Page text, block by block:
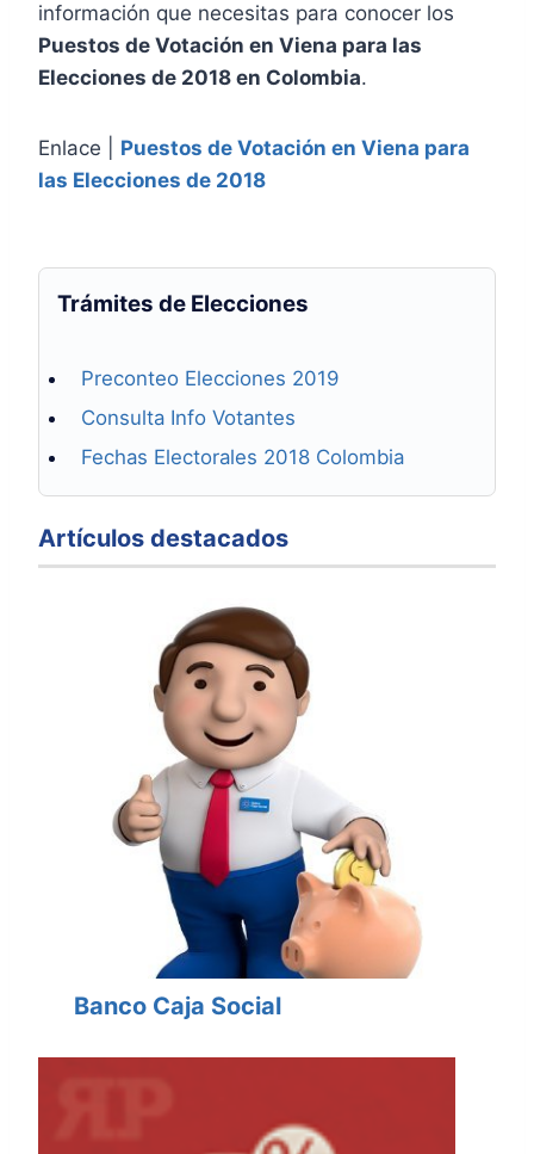
información que necesitas para conocer los
Puestos de Votación en Viena para las
Elecciones de 2018 en Colombia.
Enlace | Puestos de Votación en Viena para
las Elecciones de 2018
Trámites de Elecciones
Preconteo Elecciones 2019
Consulta Info Votantes
Fechas Electorales 2018 Colombia
Artículos destacados
Banco Caja Social